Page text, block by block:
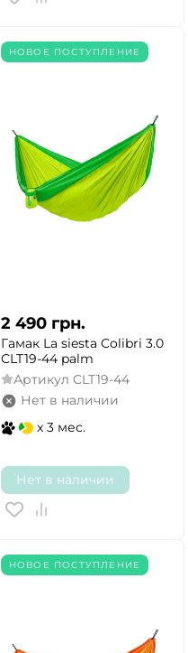
НОВОЕ ПОСТУПЛЕНИЕ
2 490 грн.
Гамак La siesta Colibri 3.0
CLT19-44 palm
Артикул CLT19-44
Нет в наличии
x 3 мес.
Нет в наличии
НОВОЕ ПОСТУПЛЕНИЕ